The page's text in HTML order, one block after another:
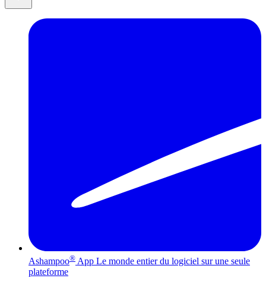
Ashampoo® App Le monde entier du logiciel sur une seule
plateforme